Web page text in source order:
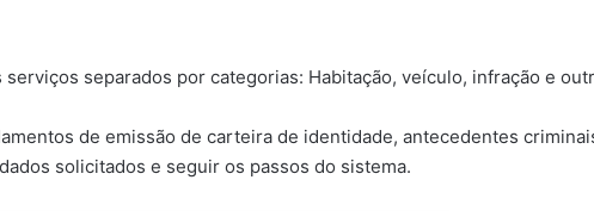
separados por categorias: Habitação, veículo, infração e
de emissão de carteira de identidade, antecedentes
solicitados e seguir os passos do sistema.